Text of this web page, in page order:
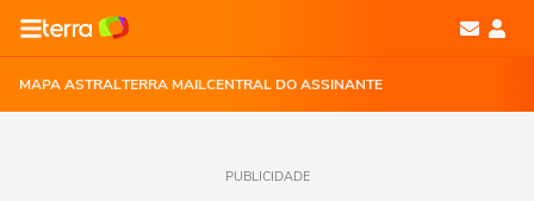
MAPA ASTRALTERRA MAILCENTRAL DO ASSINANTE
PUBLICIDADE